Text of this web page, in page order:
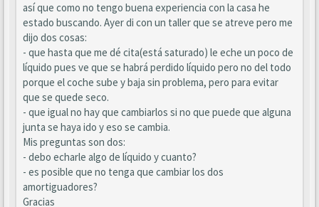
así que como no tengo buena experiencia con la casa he
estado buscando. Ayer di con un taller que se atreve pero me
dijo dos cosas:
- que hasta que me dé cita(está saturado) le eche un poco de
líquido pues ve que se habrá perdido líquido pero no del todo
porque el coche sube y baja sin problema, pero para evitar
que se quede seco.
- que igual no hay que cambiarlos si no que puede que alguna
junta se haya ido y eso se cambia.
Mis preguntas son dos:
- debo echarle algo de líquido y cuanto?
- es posible que no tenga que cambiar los dos
amortiguadores?
Gracias